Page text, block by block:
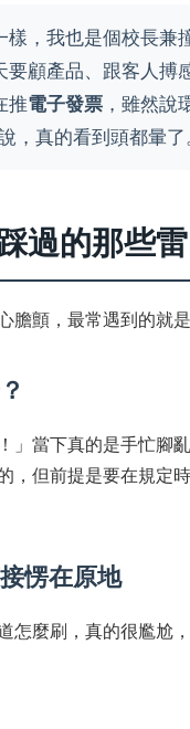
，我也是個校長兼
顧產品、跟客人搏
推電子發票 ，雖然說
，真的看到頭都暈了
過的那些雷
顫，最常遇到的就
」當下真的是手忙腳
，但前提是要在規定
愣在原地
怎麼刷，真的很尷尬